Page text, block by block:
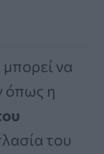
μπορεί να
όπως η
του